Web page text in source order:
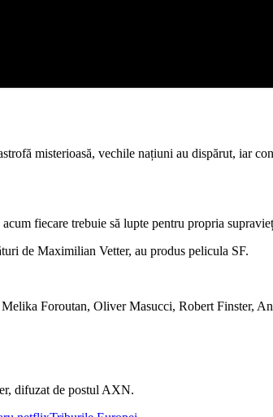
misterioasă, vechile națiuni au dispărut, iar
fiecare trebuie să lupte pentru propria
de Maximilian Vetter, au produs pelicula SF.
Foroutan, Oliver Masucci, Robert Finster,
difuzat de postul AXN.